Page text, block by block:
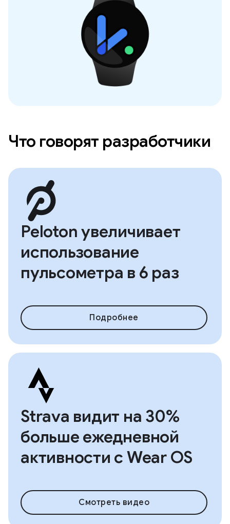
Что говорят разработчики
Peloton увеличивает
использование
пульсометра в 6 раз
Подробнее
Strava видит на 30%
больше ежедневной
активности с Wear OS
Смотреть видео